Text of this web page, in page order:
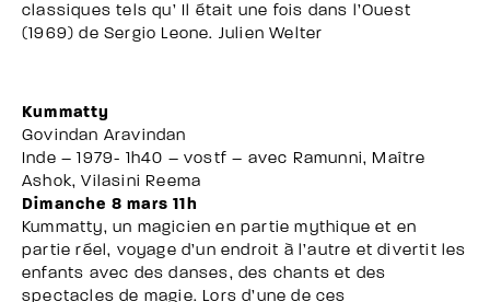
classiques tels qu’ Il était une fois dans l’Ouest
(1969) de Sergio Leone. Julien Welter
Kummatty
Govindan Aravindan
Inde – 1979- 1h40 – vostf – avec Ramunni, Maître
Ashok, Vilasini Reema
Dimanche 8 mars 11h
Kummatty, un magicien en partie mythique et en
partie réel, voyage d’un endroit à l’autre et divertit les
enfants avec des danses, des chants et des
spectacles de magie. Lors d’une de ces